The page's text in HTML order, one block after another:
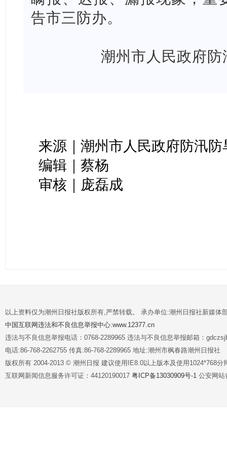
告市三防办。
潮州市人民政府
来源｜潮州市人民政府防汛
编辑｜蔡杨
审核｜庞磊成
以上资料仅为潮州日报社版权所有,严禁转载。 承办单位:潮州日报社新媒体
中国互联网违法和不良信息举报中心:www.12377.cn
违法与不良信息举报电话：0768-2289965 违法与不良信息举报邮箱：
电话:86-768-2262755 传真:86-768-2289965 地址:潮州市枫春路潮州日报社
版权所有 2004-2013 © 潮州日报 建议使用IE8.0以上版本及使用1024*768分
互联网新闻信息服务许可证：44120190017 粤ICP备13030909号-1 公安网站